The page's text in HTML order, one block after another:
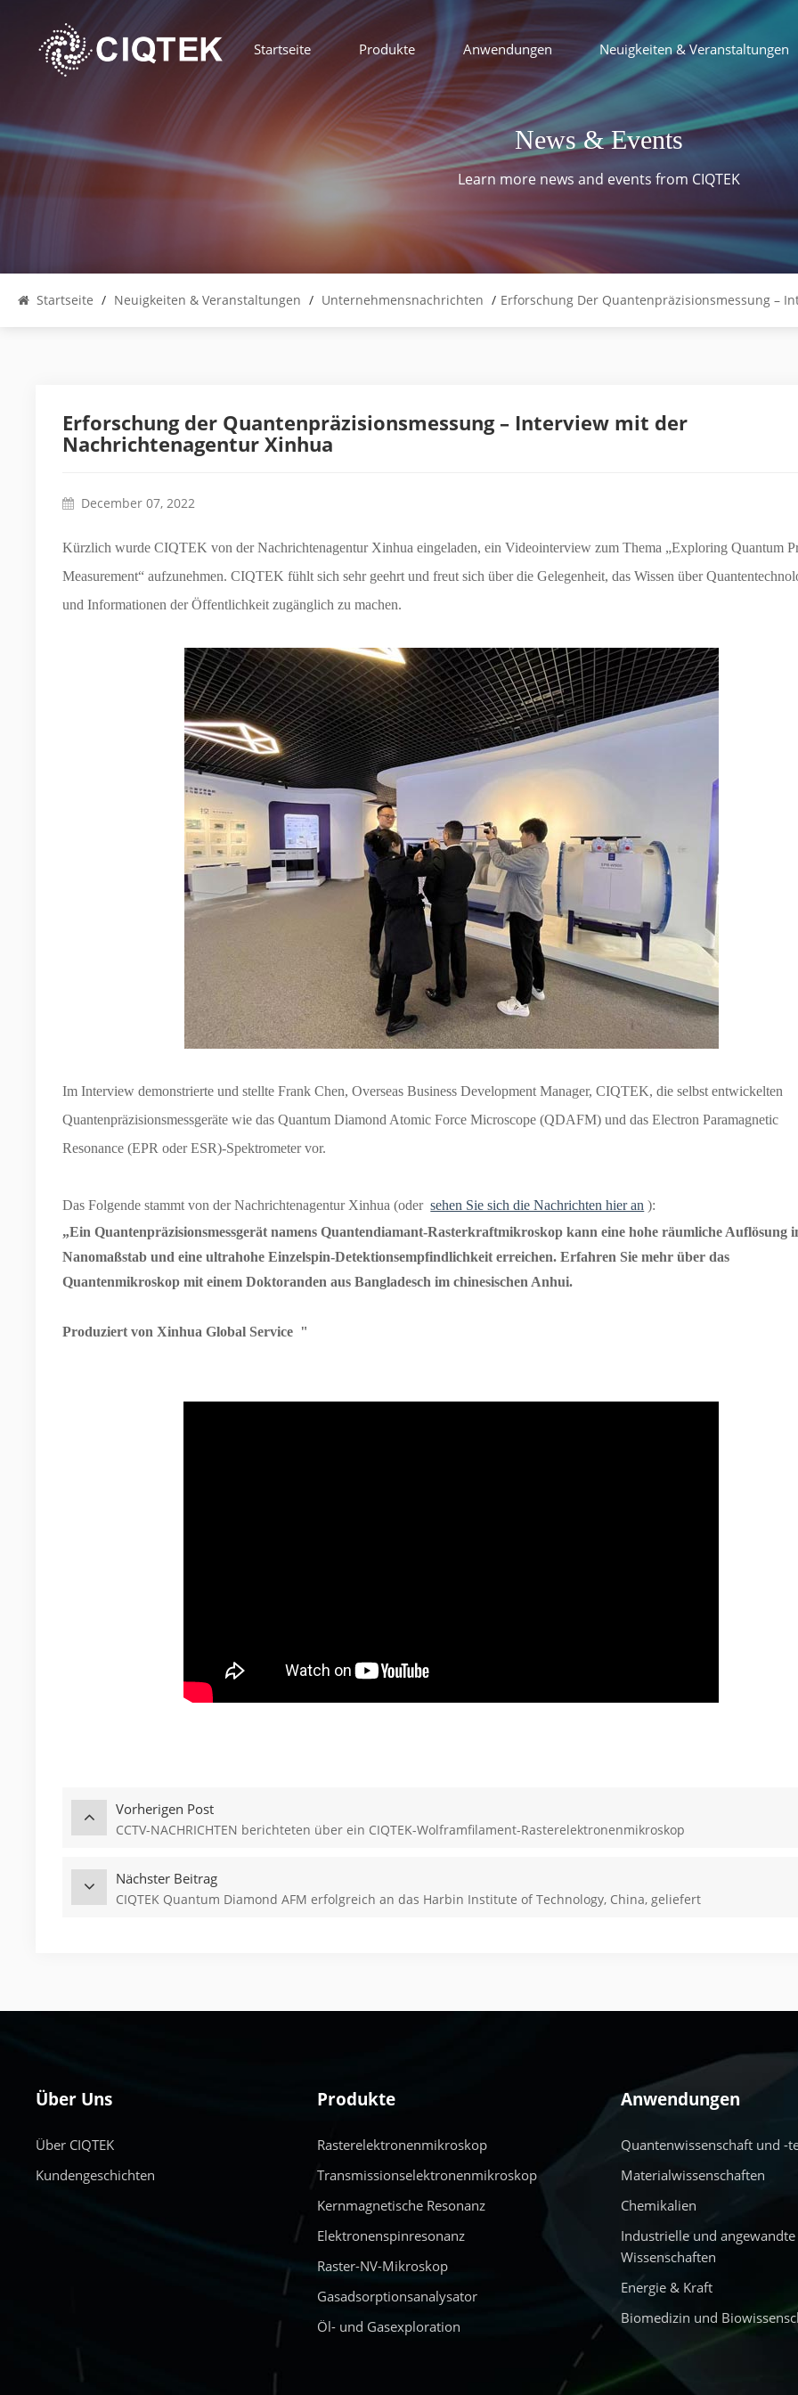
Startseite Produkte Anwendungen Neuigkeiten & Veranstaltungen
News & Events
Learn more news and events from CIQTEK
Startseite / Neuigkeiten & Veranstaltungen / Unternehmensnachrichten / Erforschung Der Quantenpräzisionsmessung –
Erforschung der Quantenpräzisionsmessung – Interview mit der
Nachrichtenagentur Xinhua
December 07, 2022
Kürzlich wurde CIQTEK von der Nachrichtenagentur Xinhua eingeladen, ein Videointerview zum Thema „Exploring Quantum
Measurement“ aufzunehmen. CIQTEK fühlt sich sehr geehrt und freut sich über die Gelegenheit, das Wissen über
und Informationen der Öffentlichkeit zugänglich zu machen.
Im Interview demonstrierte und stellte Frank Chen, Overseas Business Development Manager, CIQTEK, die selbst entwickelten
Quantenpräzisionsmessgeräte wie das Quantum Diamond Atomic Force Microscope (QDAFM) und das Electron Paramagnetic
Resonance (EPR oder ESR)-Spektrometer vor.
Das Folgende stammt von der Nachrichtenagentur Xinhua (odersehen Sie sich die Nachrichten hier an ):
„Ein Quantenpräzisionsmessgerät namens Quantendiamant-Rasterkraftmikroskop kann eine hohe räumliche Auflösung
Nanomaßstab und eine ultrahohe Einzelspin-Detektionsempfindlichkeit erreichen. Erfahren Sie mehr über das
Quantenmikroskop mit einem Doktoranden aus Bangladesch im chinesischen Anhui.
Produziert von Xinhua Global Service "
Vorherigen Post
CCTV-NACHRICHTEN berichteten über ein CIQTEK-Wolframfilament-Rasterelektronenmikroskop
Nächster Beitrag
CIQTEK Quantum Diamond AFM erfolgreich an das Harbin Institute of Technology, China, geliefert
Über Uns
Über CIQTEK
Kundengeschichten
Produkte
Rasterelektronenmikroskop
Transmissionselektronenmikroskop
Kernmagnetische Resonanz
Elektronenspinresonanz
Raster-NV-Mikroskop
Gasadsorptionsanalysator
Öl- und Gasexploration
Anwendungen
Quantenwissenschaft und -
Materialwissenschaften
Chemikalien
Industrielle und angewandte
Wissenschaften
Energie & Kraft
Biomedizin und